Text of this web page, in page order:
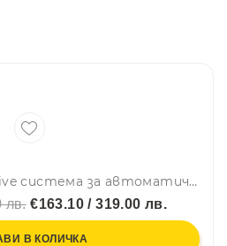
STEELMATE Automotive система за автоматично отваряне на багажник с крак, BF22
лв.€163.10 / 319.00 лв.
В КОЛИЧКА